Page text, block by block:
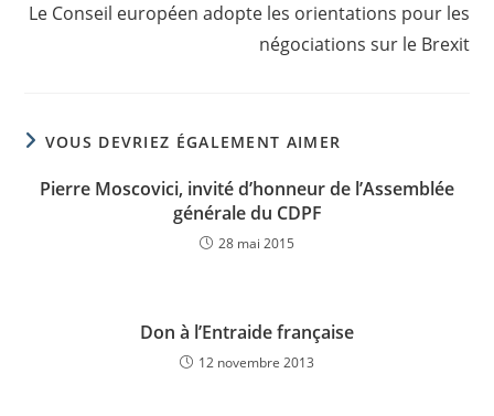
articles
Le Conseil européen adopte les orientations pour les
négociations sur le Brexit
VOUS DEVRIEZ ÉGALEMENT AIMER
Pierre Moscovici, invité d’honneur de l’Assemblée
générale du CDPF
28 mai 2015
Don à l’Entraide française
12 novembre 2013